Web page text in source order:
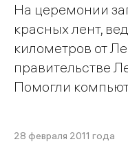
На церемонии
красных лент,
километров от
правительстве
Помогли
28 февраля 2011 года